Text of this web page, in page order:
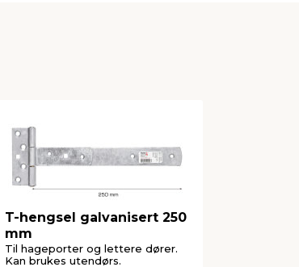
T-hengsel galvanisert 250
mm
Til hageporter og lettere dører.
Kan brukes utendørs.